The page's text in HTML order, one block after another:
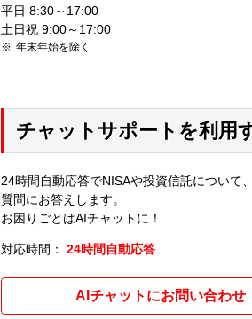
平日 8:30～17:00
土日祝 9:00～17:00
年末年始を除く
チャットサポートを利用
24時間自動応答でNISAや投資信託について
質問にお答えします。
お困りごとはAIチャットに！
対応時間： 24時間自動応答
AIチャットにお問い合わせ